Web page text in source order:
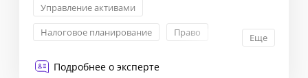
Управление активами
Налоговое планирование
Право
Еще
Подробнее о эксперте